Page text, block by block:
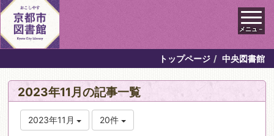
メニュ－
トップページ 中央図書館
2023年11月の記事一覧
2023年11月 20件